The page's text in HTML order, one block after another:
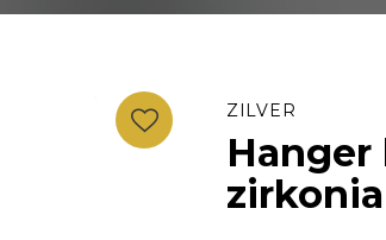
ZILVER